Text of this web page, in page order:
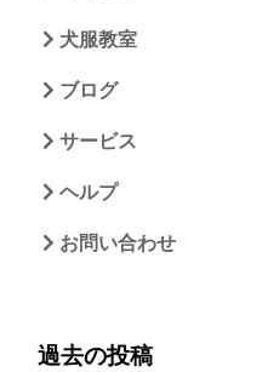
犬服教室
ブログ
サービス
ヘルプ
お問い合わせ
過去の投稿